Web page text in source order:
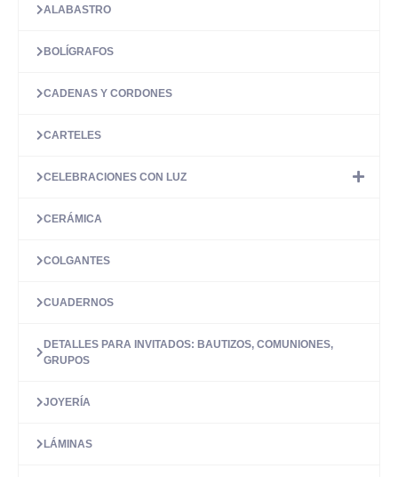
ALABASTRO
BOLÍGRAFOS
CADENAS Y CORDONES
CARTELES
CELEBRACIONES CON LUZ
CERÁMICA
COLGANTES
CUADERNOS
DETALLES PARA INVITADOS: BAUTIZOS, COMUNIONES,
GRUPOS
JOYERÍA
LÁMINAS